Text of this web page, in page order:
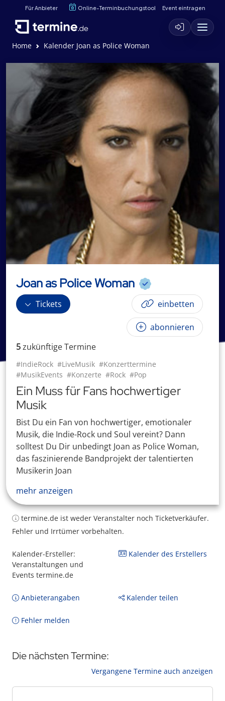
Für Anbieter Online-Terminbuchungstool Event eintragen
Home Kalender Joan as Police Woman
Joan as Police Woman
Tickets einbetten
abonnieren
5zukünftigeTermine
#IndieRock #LiveMusik #Konzerttermine
#MusikEvents #Konzerte #Rock #Pop
Ein Muss für Fans hochwertiger
Musik
Bist Du ein Fan von hochwertiger, emotionaler
Musik, die Indie-Rock und Soul vereint? Dann
solltest Du Dir unbedingt Joan as Police Woman,
das faszinierende Bandprojekt der talentierten
Musikerin Joan
mehr anzeigen
termine.de ist weder Veranstalter noch Ticketverkäufer.
Fehler und Irrtümer vorbehalten.
Kalender-Ersteller:
Veranstaltungen und
Events termine.de
Kalender des Erstellers
Anbieterangaben Kalender teilen
Fehler melden
Die nächsten Termine:
Vergangene Termine auch anzeigen